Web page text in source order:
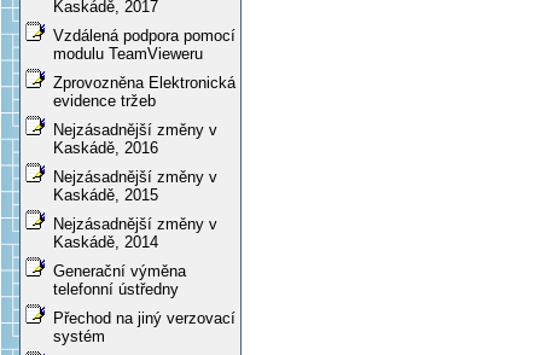
Kaskádě, 2017
Vzdálená podpora pomocí
modulu TeamVieweru
Zprovozněna Elektronická
evidence tržeb
Nejzásadnější změny v
Kaskádě, 2016
Nejzásadnější změny v
Kaskádě, 2015
Nejzásadnější změny v
Kaskádě, 2014
Generační výměna
telefonní ústředny
Přechod na jiný verzovací
systém